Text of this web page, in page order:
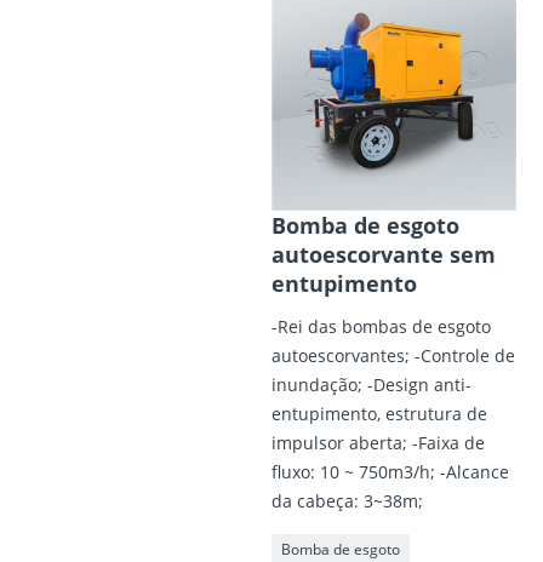
Bomba de esgoto
autoescorvante sem
entupimento
-Rei das bombas de esgoto
autoescorvantes; -Controle de
inundação; -Design anti-
entupimento, estrutura de
impulsor aberta; -Faixa de
fluxo: 10 ~ 750m3/h; -Alcance
da cabeça: 3~38m;
Bomba de esgoto